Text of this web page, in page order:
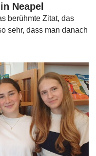
Neapel
berühmte Zitat, das
sehr, dass man danach